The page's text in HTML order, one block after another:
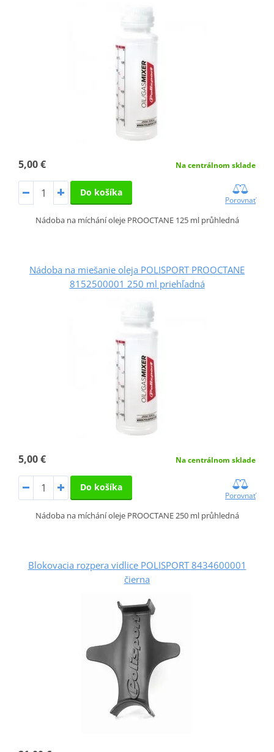
5,00 € Na centrálnom sklade
Do košíka
Porovnať
Nádoba na míchání oleje PROOCTANE 125 ml průhledná
Nádoba na miešanie oleja POLISPORT PROOCTANE
8152500001 250 ml priehľadná
5,00 € Na centrálnom sklade
Do košíka
Porovnať
Nádoba na míchání oleje PROOCTANE 250 ml průhledná
Blokovacia rozpera vidlice POLISPORT 8434600001
čierna